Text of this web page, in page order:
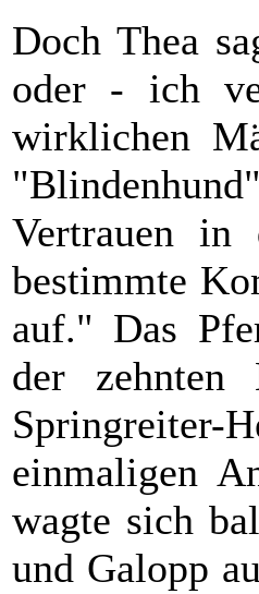
Doch Thea
oder - ich
wirklichen
Vertrauen
bestimmte
auf." Das
der zehnten
Springreiter-
einmaligen
wagte sich
und Galopp